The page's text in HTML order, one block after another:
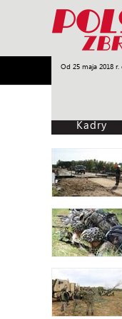
Od 25 maja 2018
Armia
Kadry